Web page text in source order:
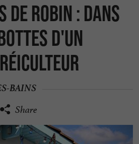
de Robin : dans
d'un
BAINS
Share